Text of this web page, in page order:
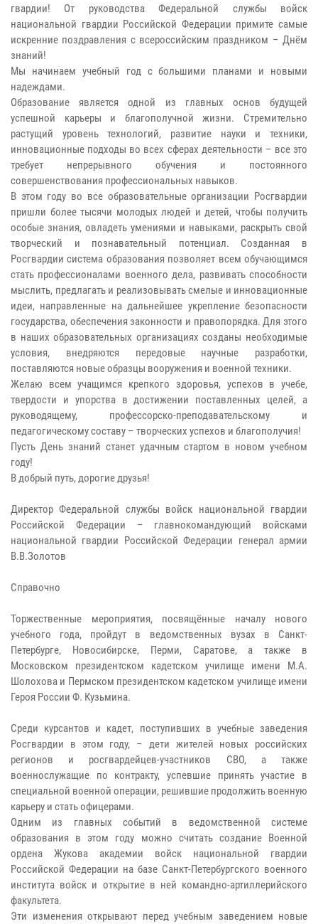
гвардии! От руководства Федеральной службы войск
национальной гвардии Российской Федерации примите самые
искренние поздравления с всероссийским праздником – Днём
знаний!
Мы начинаем учебный год с большими планами и новыми
надеждами.
Образование является одной из главных основ будущей
успешной карьеры и благополучной жизни. Стремительно
растущий уровень технологий, развитие науки и техники,
инновационные подходы во всех сферах деятельности – все это
требует непрерывного обучения и постоянного
совершенствования профессиональных навыков.
В этом году во все образовательные организации Росгвардии
пришли более тысячи молодых людей и детей, чтобы получить
особые знания, овладеть умениями и навыками, раскрыть свой
творческий и познавательный потенциал. Созданная в
Росгвардии система образования позволяет всем обучающимся
стать профессионалами военного дела, развивать способности
мыслить, предлагать и реализовывать смелые и инновационные
идеи, направленные на дальнейшее укрепление безопасности
государства, обеспечения законности и правопорядка. Для этого
в наших образовательных организациях созданы необходимые
условия, внедряются передовые научные разработки,
поставляются новые образцы вооружения и военной техники.
Желаю всем учащимся крепкого здоровья, успехов в учебе,
твердости и упорства в достижении поставленных целей, а
руководящему, профессорско-преподавательскому и
педагогическому составу – творческих успехов и благополучия!
Пусть День знаний станет удачным стартом в новом учебном
году!
В добрый путь, дорогие друзья!
Директор Федеральной службы войск национальной гвардии
Российской Федерации – главнокомандующий войсками
национальной гвардии Российской Федерации генерал армии
В.В.Золотов
Справочно
Торжественные мероприятия, посвящённые началу нового
учебного года, пройдут в ведомственных вузах в Санкт-
Петербурге, Новосибирске, Перми, Саратове, а также в
Московском президентском кадетском училище имени М.А.
Шолохова и Пермском президентском кадетском училище имени
Героя России Ф. Кузьмина.
Среди курсантов и кадет, поступивших в учебные заведения
Росгвардии в этом году, – дети жителей новых российских
регионов и росгвардейцев-участников СВО, а также
военнослужащие по контракту, успевшие принять участие в
специальной военной операции, решившие продолжить военную
карьеру и стать офицерами.
Одним из главных событий в ведомственной системе
образования в этом году можно считать создание Военной
ордена Жукова академии войск национальной гвардии
Российской Федерации на базе Санкт-Петербургского военного
института войск и открытие в ней командно-артиллерийского
факультета.
Эти изменения открывают перед учебным заведением новые